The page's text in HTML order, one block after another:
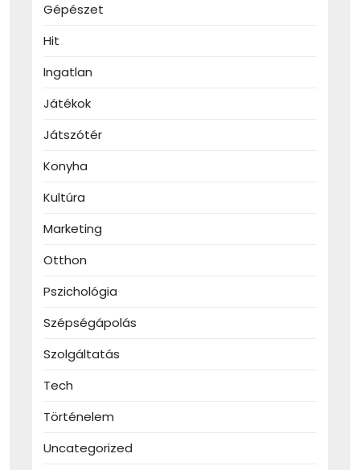
Gépészet
Hit
Ingatlan
Játékok
Játszótér
Konyha
Kultúra
Marketing
Otthon
Pszichológia
Szépségápolás
Szolgáltatás
Tech
Történelem
Uncategorized